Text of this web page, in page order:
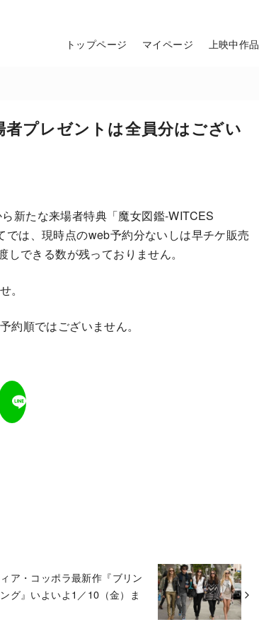
トップページ マイページ 上映中作品
プレゼントは全員分はござい
たな来場者特典「魔女図鑑-WITCES
は、現時点のweb予約分ないしは早チケ販売
できる数が残っておりません。
。
順ではございません。
ア・コッポラ最新作『ブリン
グ』いよいよ1／10（金）ま